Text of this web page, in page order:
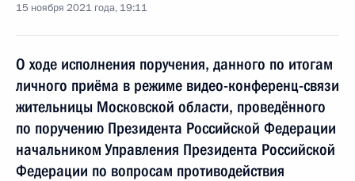
15 ноября 2021 года, 19:11
О ходе исполнения поручения, данного по итогам
личного приёма в режиме видео-конференц-связи
жительницы Московской области, проведённого
по поручению Президента Российской Федерации
начальником Управления Президента Российской
Федерации по вопросам противодействия